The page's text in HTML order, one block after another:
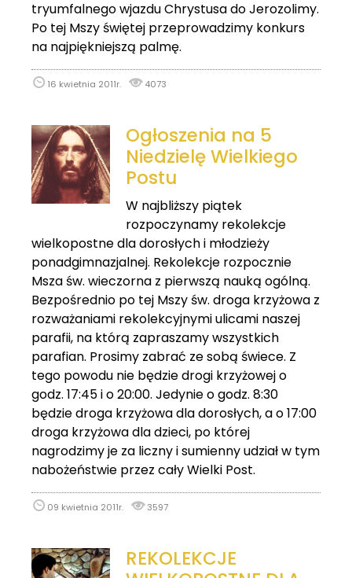
tryumfalnego wjazdu Chrystusa do Jerozolimy.
Po tej Mszy świętej przeprowadzimy konkurs
na najpiękniejszą palmę.
16 kwietnia 2011r. 4073
Ogłoszenia na 5
Niedzielę Wielkiego
Postu
W najbliższy piątek
rozpoczynamy rekolekcje
wielkopostne dla dorosłych i młodzieży
ponadgimnazjalnej. Rekolekcje rozpocznie
Msza św. wieczorna z pierwszą nauką ogólną.
Bezpośrednio po tej Mszy św. droga krzyżowa z
rozważaniami rekolekcyjnymi ulicami naszej
parafii, na którą zapraszamy wszystkich
parafian. Prosimy zabrać ze sobą świece. Z
tego powodu nie będzie drogi krzyżowej o
godz. 17:45 i o 20:00. Jedynie o godz. 8:30
będzie droga krzyżowa dla dorosłych, a o 17:00
droga krzyżowa dla dzieci, po której
nagrodzimy je za liczny i sumienny udział w tym
nabożeństwie przez cały Wielki Post.
09 kwietnia 2011r. 3597
REKOLEKCJE